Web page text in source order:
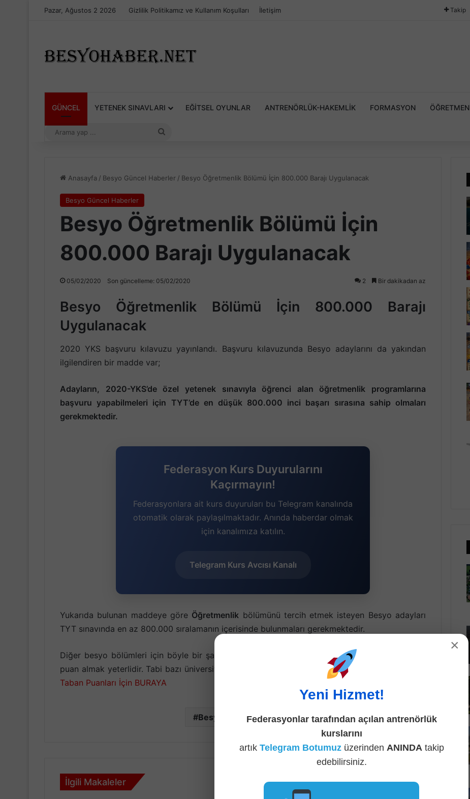
×
Yeni Hizmet!
Federasyonlar tarafından açılan antrenörlük
kurslarını
artık Telegram Botumuzüzerinden ANINDAtakip
edebilirsiniz.
Pazar, Ağustos 2 2026 Gizlilik Politikamız ve Kullanım Koşulları İletişim Takip
GÜNCEL YETENEK SINAVLARI EĞITSEL OYUNLAR ANTRENÖRLÜK-HAKEMLIK FORMASYON ÖĞRETMEN
Anasayfa / Besyo Güncel Haberler / Besyo Öğretmenlik Bölümü İçin 800.000 Barajı Uygulanacak
Besyo Güncel Haberler
Besyo Öğretmenlik Bölümü İçin
800.000 Barajı Uygulanacak
05/02/2020 Son güncelleme: 05/02/2020 2 Bir dakikadan az
Besyo Öğretmenlik Bölümü İçin 800.000 Barajı
Uygulanacak
2020 YKS başvuru kılavuzu yayınlandı. Başvuru kılavuzunda Besyo adaylarını da yakından
ilgilendiren bir madde var;
Adayların, 2020-YKS’de özel yetenek sınavıyla öğrenci alan öğretmenlik programlarına
başvuru yapabilmeleri için TYT’de en düşük 800.000 inci başarı sırasına sahip olmaları
gerekmektedir.
Federasyon Kurs Duyurularını
Kaçırmayın!
Federasyonlara ait kurs duyuruları bu Telegram kanalında
otomatik olarak paylaşılmaktadır. Anında haberdar olmak
için kanalımıza katılın.
Telegram Kurs Avcısı Kanalı
Yukarıda bulunan maddeye göre Öğretmenlik bölümünü tercih etmek isteyen Besyo adayları
TYT sınavında en az 800.000 sıralamanın içerisinde bulunmaları gerekmektedir.
Diğer besyo bölümleri için böyle bir şart bulunmamaktadır. Diğer bölümler için TYT den 150
puan almak yeterlidir. Tabi bazı üniversiteler bu 150 barajını daha yukarı çekebilir.
Taban Puanları İçin BURAYA
Besyo Güncel Haberler
İlgili Makaleler